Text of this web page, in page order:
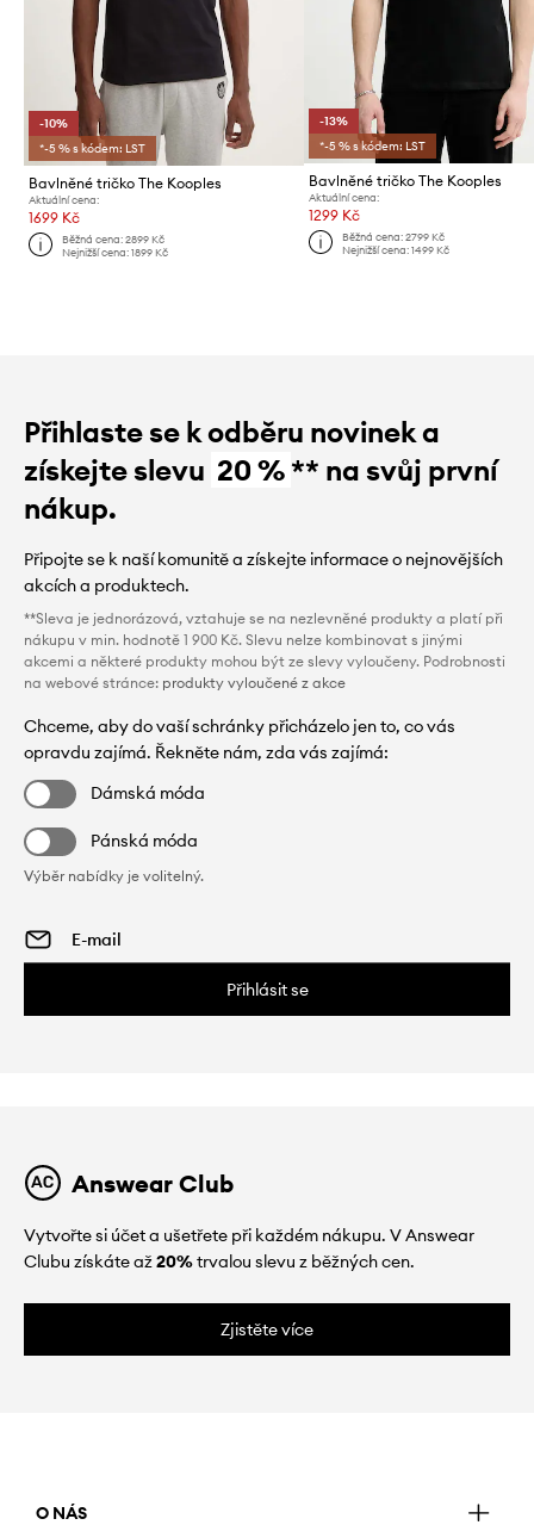
-10%
*-5 % s kódem: LST
Bavlněné tričko The Kooples
Aktuální cena:
1699 Kč
Běžná cena:2899 Kč
Nejnižší cena:1899 Kč
-13%
*-5 % s kódem: LST
Bavlněné tričko The Kooples
Aktuální cena:
1299 Kč
Běžná cena: 2799 Kč
Nejnižší cena: 1499 Kč
Přihlaste se k odběru novinek a
získejte slevu 20 %** na svůj první
nákup.
Připojte se k naší komunitě a získejte informace o nejnovějších
akcích a produktech.
**Sleva je jednorázová, vztahuje se na nezlevněné produkty a platí při
nákupu v min. hodnotě 1 900 Kč. Slevu nelze kombinovat s jinými
akcemi a některé produkty mohou být ze slevy vyloučeny. Podrobnosti
na webové stránce: produkty vyloučené z akce
Chceme, aby do vaší schránky přicházelo jen to, co vás
opravdu zajímá. Řekněte nám, zda vás zajímá:
Dámská móda
Pánská móda
Výběr nabídky je volitelný.
Přihlásit se
Answear Club
Vytvořte si účet a ušetřete při každém nákupu. V Answear
Clubu získáte až20%trvalou slevu z běžných cen.
Zjistěte více
O NÁS